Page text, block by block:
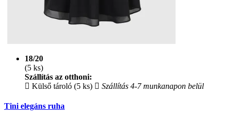
18/20
(5 ks)
Szállítás az otthoni:
Külső tároló (5 ks)
Szállítás 4-7 munkanapon belül
Tini elegáns ruha